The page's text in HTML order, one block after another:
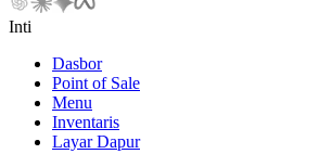
Inti
Dasbor
Point of Sale
Menu
Inventaris
Layar Dapur